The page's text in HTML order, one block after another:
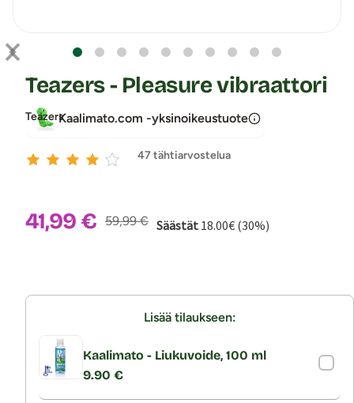
Teazers
Teazers - Pleasure vibraattori
Kaalimato.com -yksinoikeustuote
47 tähtiarvostelua
Alennushinta:
41,99 € Normaalihinta:
59,99 € Säästät 18.00€ (30%)
Lisää tilaukseen:
Kaalimato - Liukuvoide, 100 ml
9.90 €